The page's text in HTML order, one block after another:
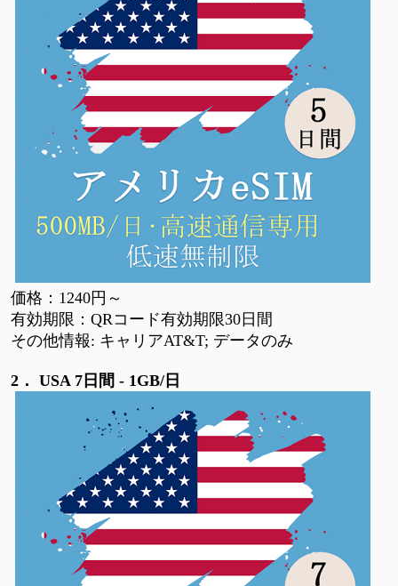
価格： 1240円～
有効期限： QRコード有効期限30日間
その他情報: キャリアAT&T; データのみ
2． USA 7日間 - 1GB/日